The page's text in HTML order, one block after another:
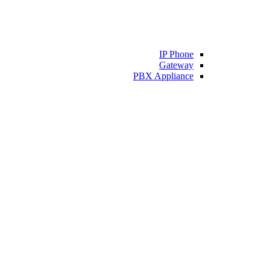
IP Phone
Gateway
PBX Appliance